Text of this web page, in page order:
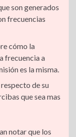
son generados
frecuencias
cómo la
frecuencia a
es la misma.
de su
que sea mas
notar que los